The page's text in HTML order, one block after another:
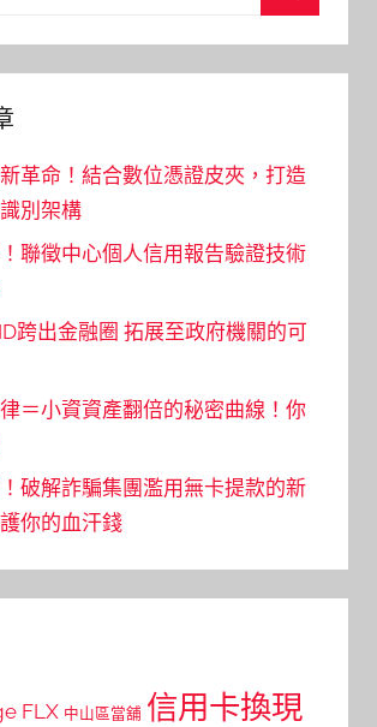
革命！結合數位憑證皮夾，打造
別架構
聯徵中心個人信用報告驗證技術
跨出金融圈 拓展至政府機關的可
＝小資資產翻倍的秘密曲線！你
破解詐騙集團濫用無卡提款的新
你的血汗錢
FLX 中山區當舖 信用卡換現